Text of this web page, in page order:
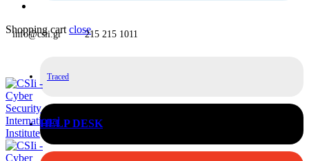
Shopping cart close
info@csii.gr 215 215 1011
Traced
HELP DESK